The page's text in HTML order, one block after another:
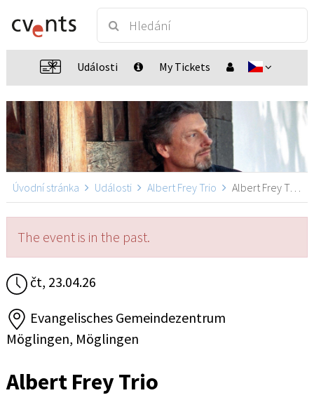
Události My Tickets
Úvodní stránka Události Albert Frey Trio Albert Frey Trio, Möglingen
The event is in the past.
čt, 23.04.26
Evangelisches Gemeindezentrum
Möglingen, Möglingen
Albert Frey Trio